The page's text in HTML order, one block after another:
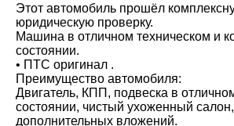
Этот автомобиль прошёл
юридическую проверку.
Машина в отличном техническом и
состоянии.
• ПТС оригинал .
Преимущество автомобиля:
Двигатель, КПП, подвеска в
состоянии, чистый ухоженный
дополнительных вложений.